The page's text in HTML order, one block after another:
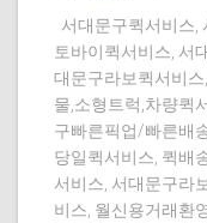
서대문구퀵서비스,
토바이퀵서비스, 서
대문구라보퀵서비
물,소형트럭,차량퀵
구빠른픽업/빠른배
당일퀵서비스, 퀵배
서비스, 서대문구라
비스, 월신용거래환